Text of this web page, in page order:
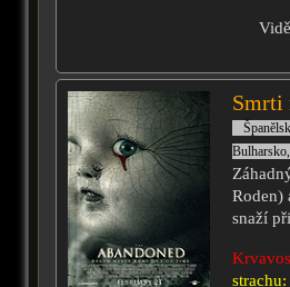
Smrti
Roden)
snaží